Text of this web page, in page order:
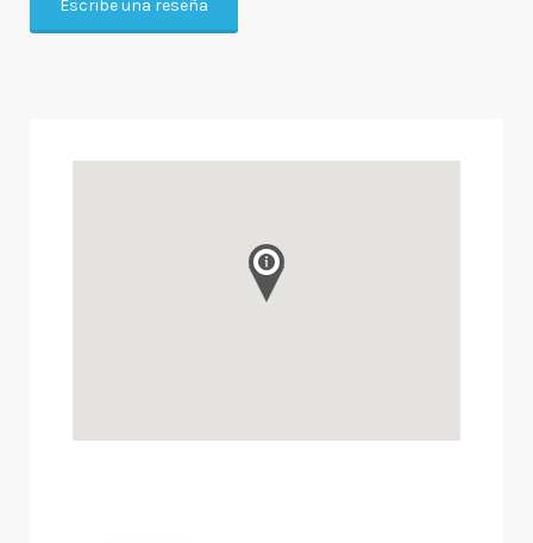
Escribe una reseña